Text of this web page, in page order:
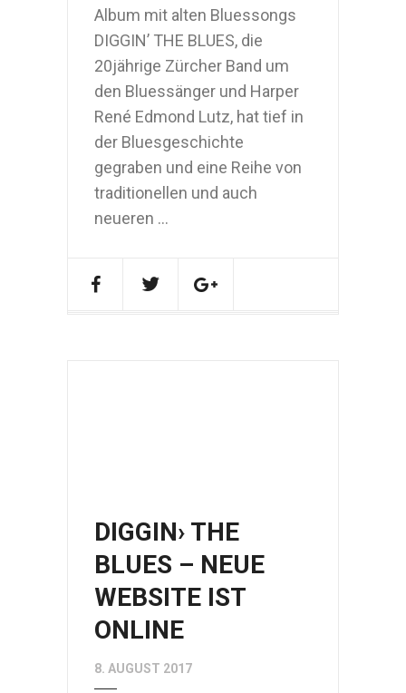
Album mit alten Bluessongs
DIGGIN’ THE BLUES, die
20jährige Zürcher Band um
den Bluessänger und Harper
René Edmond Lutz, hat tief in
der Bluesgeschichte
gegraben und eine Reihe von
traditionellen und auch
neueren ...
DIGGIN› THE
BLUES – NEUE
WEBSITE IST
ONLINE
8. AUGUST 2017